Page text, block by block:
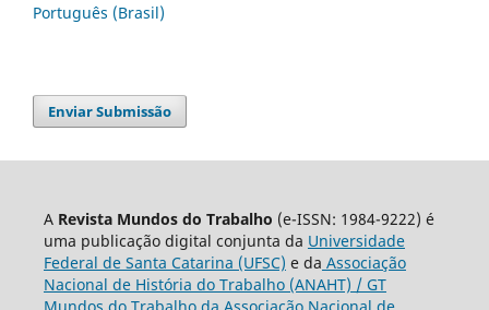
Português (Brasil)
Enviar Submissão
A Revista Mundos do Trabalho (e-ISSN: 1984-9222) é
uma publicação digital conjunta da Universidade
Federal de Santa Catarina (UFSC) e da Associação
Nacional de História do Trabalho (ANAHT) / GT